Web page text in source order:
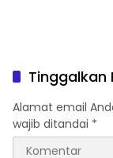
Tinggalkan
Alamat email
wajib ditandai *